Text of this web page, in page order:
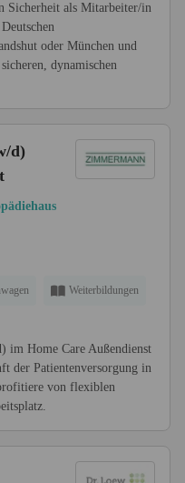
Sicherheit als Mitarbeiter/in
oder München und
dynamischen
d)
Weiterbildungen
im Home Care Außendienst
der Patientenversorgung in
von flexiblen